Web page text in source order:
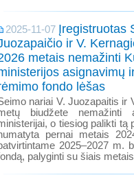
2025-11-07 Įregistruotas
ir V.
metais nemažinti
asignavimų
fondo lėšas
nariai V. Juozapaitis ir
biudžete nemažinti
o tiesiog palikti tą
pernai metais
2025–2027 m.
palyginti su šiais